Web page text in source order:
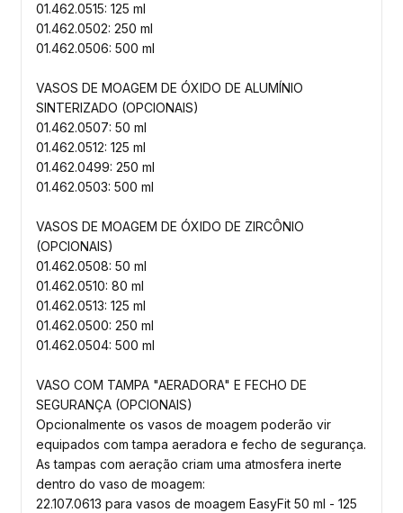
01.462.0515: 125 ml
01.462.0502: 250 ml
01.462.0506: 500 ml
VASOS DE MOAGEM DE ÓXIDO DE ALUMÍNIO
SINTERIZADO (OPCIONAIS)
01.462.0507: 50 ml
01.462.0512: 125 ml
01.462.0499: 250 ml
01.462.0503: 500 ml
VASOS DE MOAGEM DE ÓXIDO DE ZIRCÔNIO
(OPCIONAIS)
01.462.0508: 50 ml
01.462.0510: 80 ml
01.462.0513: 125 ml
01.462.0500: 250 ml
01.462.0504: 500 ml
VASO COM TAMPA "AERADORA" E FECHO DE
SEGURANÇA (OPCIONAIS)
Opcionalmente os vasos de moagem poderão vir
equipados com tampa aeradora e fecho de segurança.
As tampas com aeração criam uma atmosfera inerte
dentro do vaso de moagem:
22.107.0613 para vasos de moagem EasyFit 50 ml - 125